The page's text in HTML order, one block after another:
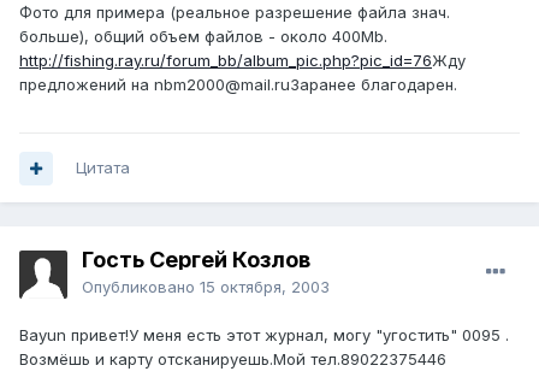
Фото для примера (реальное разрешение файла знач.
больше), общий объем файлов - около 400Mb.
http://fishing.ray.ru/forum_bb/album_pic.php?pic_id=76Жду
предложений на nbm2000@mail.ruЗаранее благодарен.
Цитата
Гость Сергей Козлов
Опубликовано 15 октября, 2003
Bayun привет!У меня есть этот журнал, могу "угостить" 0095 .
Возмёшь и карту отсканируешь.Мой тел.89022375446